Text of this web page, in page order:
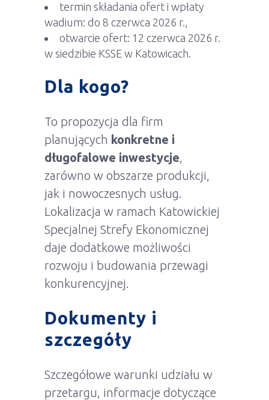
termin składania ofert i wpłaty
wadium: do 8 czerwca 2026 r.,
otwarcie ofert: 12 czerwca 2026 r.
w siedzibie KSSE w Katowicach.
Dla kogo?
To propozycja dla firm
planujących konkretne i
długofalowe inwestycje,
zarówno w obszarze produkcji,
jak i nowoczesnych usług.
Lokalizacja w ramach Katowickiej
Specjalnej Strefy Ekonomicznej
daje dodatkowe możliwości
rozwoju i budowania przewagi
konkurencyjnej.
Dokumenty i
szczegóły
Szczegółowe warunki udziału w
przetargu, informacje dotyczące